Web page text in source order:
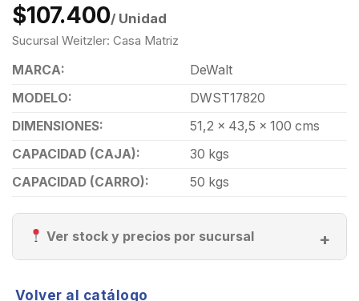
$107.400/ Unidad
Sucursal Weitzler: Casa Matriz
MARCA:
DeWalt
MODELO:
DWST17820
DIMENSIONES:
51,2 x 43,5 x 100 cms
CAPACIDAD (CAJA):
30 kgs
CAPACIDAD (CARRO):
50 kgs
Ver stock y precios por sucursal
Volver al catálogo